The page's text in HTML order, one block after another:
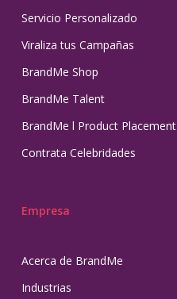
Servicio Personalizado
Viraliza tus Campañas
BrandMe Shop
BrandMe Talent
BrandMe l Product Placement
Contrata Celebridades
Empresa
Acerca de BrandMe
Industrias